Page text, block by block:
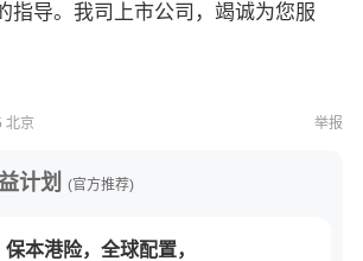
指导。我司上市公司，竭诚为您服
北京 举报
计划 (官方推荐)
本港险，全球配置，